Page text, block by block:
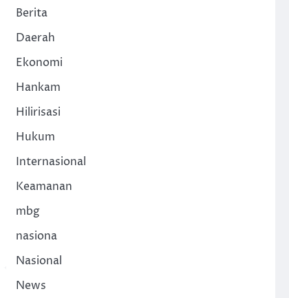
Berita
Daerah
Ekonomi
Hankam
Hilirisasi
Hukum
Internasional
Keamanan
mbg
nasiona
Nasional
News